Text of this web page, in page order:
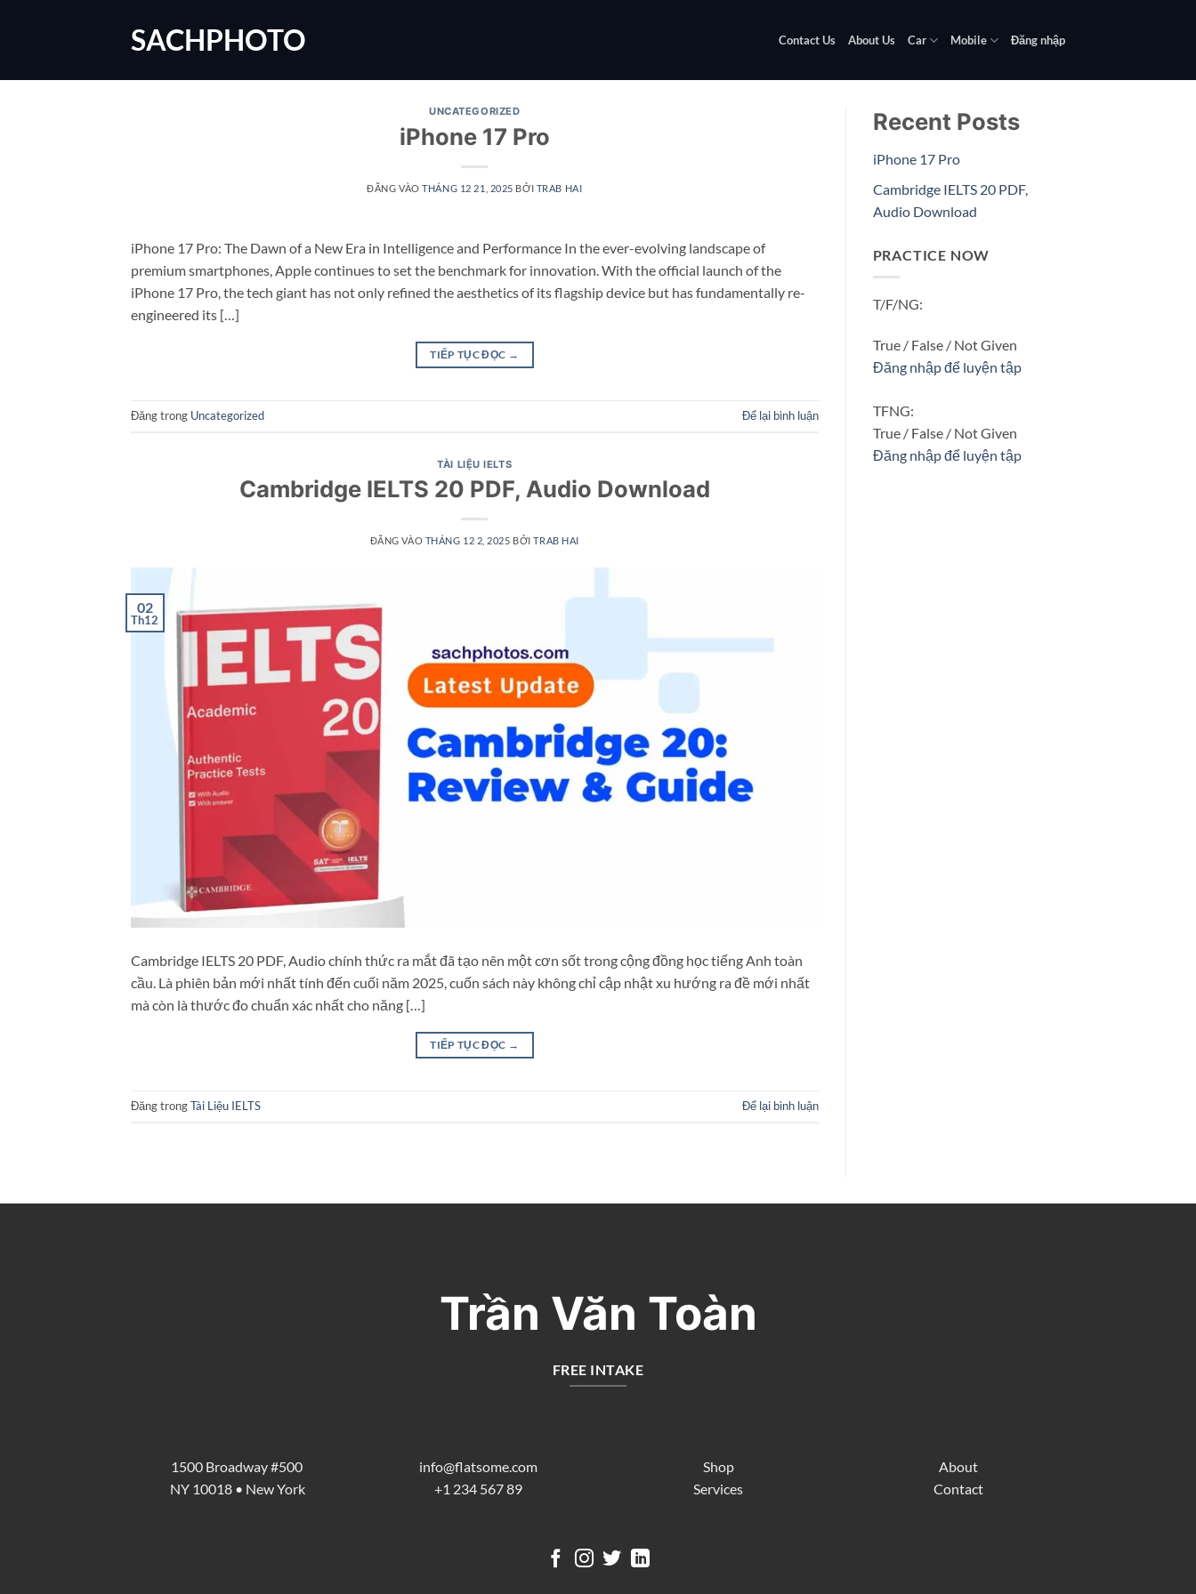
dung
SACHPHOTO Contact Us About Us Car Mobile Đăng nhập
UNCATEGORIZED
iPhone 17 Pro
ĐĂNG VÀOTHÁNG 12 21, 2025 BỞI TRAB HAI
iPhone 17 Pro: The Dawn of a New Era in Intelligence and Performance In the ever-evolving landscape of
premium smartphones, Apple continues to set the benchmark for innovation. With the official launch of the
iPhone 17 Pro, the tech giant has not only refined the aesthetics of its flagship device but has fundamentally re-
engineered its […]
TIẾP TỤC ĐỌC →
Đăng trong Uncategorized Để lại bình luận
TÀI LIỆU IELTS
Cambridge IELTS 20 PDF, Audio Download
ĐĂNG VÀO THÁNG 12 2, 2025 BỞITRAB HAI
02
Th12
Cambridge IELTS 20 PDF, Audio chính thức ra mắt đã tạo nên một cơn sốt trong cộng đồng học tiếng Anh toàn
cầu. Là phiên bản mới nhất tính đến cuối năm 2025, cuốn sách này không chỉ cập nhật xu hướng ra đề mới nhất
mà còn là thước đo chuẩn xác nhất cho năng […]
TIẾP TỤC ĐỌC →
Đăng trongTài Liệu IELTS Để lại bình luận
Recent Posts
iPhone 17 Pro
Cambridge IELTS 20 PDF,
Audio Download
PRACTICE NOW
T/F/NG:
True / False / Not Given
Đăng nhập để luyện tập
TFNG:
True / False / Not Given
Đăng nhập để luyện tập
Trần Văn Toàn
FREE INTAKE
1500 Broadway #500
NY 10018 • New York
info@flatsome.com
+1 234 567 89
Shop
Services
About
Contact